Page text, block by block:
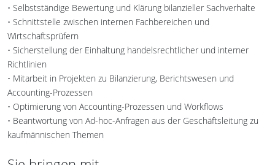
• Selbstständige Bewertung und Klärung bilanzieller Sachverhalte
• Schnittstelle zwischen internen Fachbereichen und
Wirtschaftsprüfern
• Sicherstellung der Einhaltung handelsrechtlicher und interner
Richtlinien
• Mitarbeit in Projekten zu Bilanzierung, Berichtswesen und
Accounting-Prozessen
• Optimierung von Accounting-Prozessen und Workflows
• Beantwortung von Ad-hoc-Anfragen aus der Geschäftsleitung zu
kaufmännischen Themen